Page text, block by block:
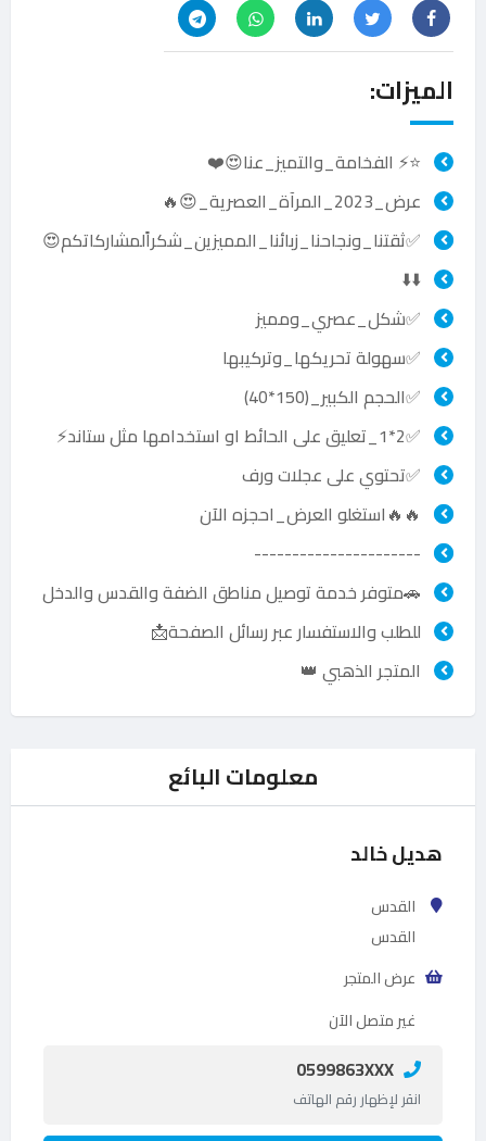
الميزات:
⭐️⚡️ الفخامة_والتميز_عنا😍❤️
عرض_2023_المرآة_العصرية_😍🔥
✅ثقتنا_ونجاحنا_زبائنا_المميزين_شكراًلمشاركاتكم😍
⬇️⬇️
✅شكل_عصري_ومميز
✅سهولة تحريكها_وتركيبها
✅الحجم الكبير_(150*40)
✅2*1_تعليق على الحائط او استخدامها مثل ستاند⚡️
✅تحتوي على عجلات ورف
🔥🔥استغلو العرض_احجزه الآن
----------------------
🚗متوفر خدمة توصيل مناطق الضفة والقدس والدخل
للطلب والاستفسار عبر رسائل الصفحة📩
المتجر الذهبي 👑
معلومات البائع
هديل خالد
القدس
القدس
عرض المتجر
غير متصل الآن
0599863XXX
انقر لإظهار رقم الهاتف